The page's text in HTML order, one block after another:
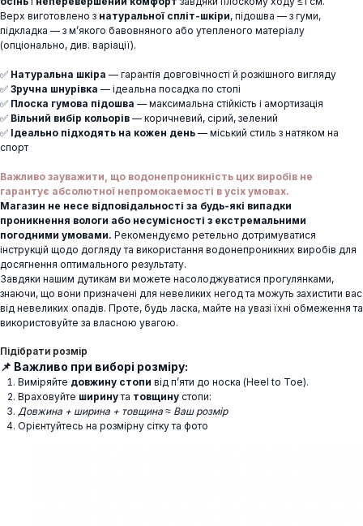
Верх виготовлено з натуральної спліт-шкіри, підошва — з гуми,
підкладка — з м’якого бавовняного або утепленого матеріалу
(опціонально, див. варіації).
✅ Натуральна шкіра — гарантія довговічності й розкішного вигляду
✅ Зручна шнурівка — ідеальна посадка по стопі
✅ Плоска гумова підошва — максимальна стійкість і амортизація
✅ Вільний вибір кольорів — коричневий, сірий, зелений
✅ Ідеально підходять на кожен день — міський стиль з натяком на
спорт
Важливо зауважити, що водонепроникність цих виробів не
гарантує абсолютної непромокаемості в усіх умовах.
Магазин не несе відповідальності за будь-які випадки
проникнення вологи або несумісності з екстремальними
погодними умовами. Рекомендуємо ретельно дотримуватися
інструкцій щодо догляду та використання водонепроникних виробів для
досягнення оптимального результату.
Завдяки нашим дутикам ви можете насолоджуватися прогулянками,
знаючи, що вони призначені для невеликих негод та можуть захистити вас
від невеликих опадів. Проте, будь ласка, майте на увазі їхні обмеження та
використовуйте за власною увагою.
Підібрати розмір
📌 Важливо при виборі розміру:
Виміряйте довжину стопи від п’яти до носка (Heel to Toe).
Враховуйте ширинута товщину стопи:
Довжина + ширина + товщина ≈ Ваш розмір
Орієнтуйтесь на розмірну сітку та фото